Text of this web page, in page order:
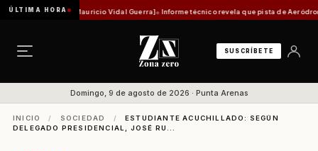
ÚLTIMA HORA
[Por Mauricio Vidal Guerra] Informe técnico revela que pista de Aeródromo de
SUSCRÍBETE
Domingo, 9 de agosto de 2026 · Punta Arenas
INICIO / SOCIEDAD /
ESTUDIANTE ACUCHILLADO: SEGÚN
DELEGADO PRESIDENCIAL, JOSÉ RU...